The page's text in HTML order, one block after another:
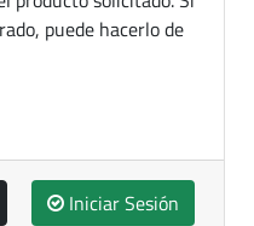
puede hacerlo de
Iniciar Sesión